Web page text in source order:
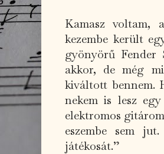
Kamasz voltam,
kezembe került
gyönyörű
akkor, de még
kiváltott bennem.
nekem is lesz
elektromos
eszembe sem
játékosát.”